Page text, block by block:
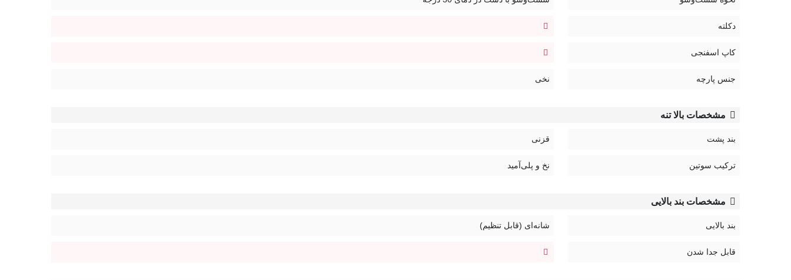
برای انتخاب سایز از «راهنمای سایز» کمک بگیرید.
در صورت نیاز به راهنمایی بیشتر از «چت آنلاین» سایت کمک بگیرید.
4100
راهنمای نگهداری محصولات اما:
دکلته
کاپ اسفنجی
جنس پارچه نخی
مشخصات بالا تنه
بند پشت قزنی
ترکیب سوتین نخ و پلی‌آمید
مشخصات بند بالایی
بند بالایی شانه‌ای (قابل تنظیم)
قابل جدا شدن